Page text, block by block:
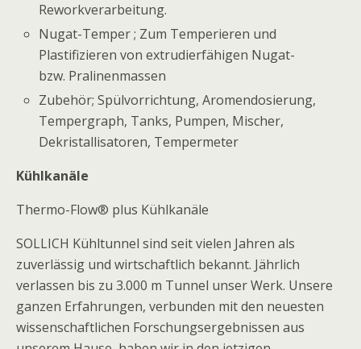
Reworkverarbeitung.
Nugat-Temper ; Zum Temperieren und
Plastifizieren von extrudierfähigen Nugat-
bzw. Pralinenmassen
Zubehör; Spülvorrichtung, Aromendosierung,
Tempergraph, Tanks, Pumpen, Mischer,
Dekristallisatoren, Tempermeter
Kühlkanäle
Thermo-Flow® plus Kühlkanäle
SOLLICH Kühltunnel sind seit vielen Jahren als
zuverlässig und wirtschaftlich bekannt. Jährlich
verlassen bis zu 3.000 m Tunnel unser Werk. Unsere
ganzen Erfahrungen, verbunden mit den neuesten
wissenschaftlichen Forschungsergebnissen aus